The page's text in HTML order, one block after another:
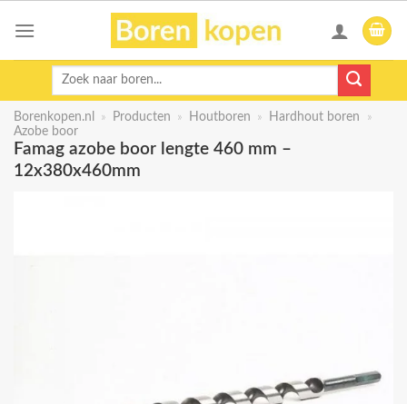
Zoeken
Borenkopen.nl » Producten » Houtboren » Hardhout boren
»
Azobe boor
Famag azobe boor lengte 460 mm –
12x380x460mm